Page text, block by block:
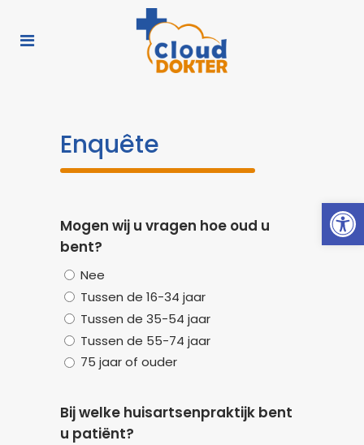
Enquête
Mogen wij u vragen hoe oud u
bent?
Nee
Tussen de 16-34 jaar
Tussen de 35-54 jaar
Tussen de 55-74 jaar
75 jaar of ouder
Bij welke huisartsenpraktijk bent
u patiënt?